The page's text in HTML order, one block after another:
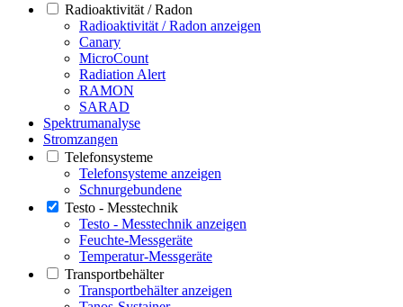
Radioaktivität / Radon
Radioaktivität / Radon anzeigen
Canary
MicroCount
Radiation Alert
RAMON
SARAD
Spektrumanalyse
Stromzangen
Telefonsysteme
Telefonsysteme anzeigen
Schnurgebundene
Testo - Messtechnik
Testo - Messtechnik anzeigen
Feuchte-Messgeräte
Temperatur-Messgeräte
Transportbehälter
Transportbehälter anzeigen